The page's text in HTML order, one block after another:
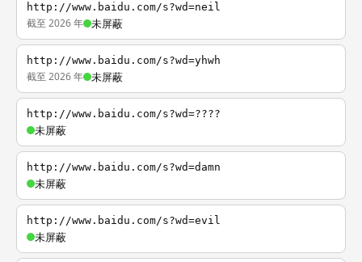
http://www.baidu.com/s?wd=neil
截至 2026 年 未屏蔽
http://www.baidu.com/s?wd=yhwh
截至 2026 年 未屏蔽
http://www.baidu.com/s?wd=????
未屏蔽
http://www.baidu.com/s?wd=damn
未屏蔽
http://www.baidu.com/s?wd=evil
未屏蔽